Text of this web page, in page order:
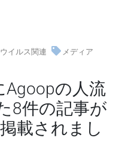
イルス関連 メディア
Agoopの人流
8件の記事が
載されまし